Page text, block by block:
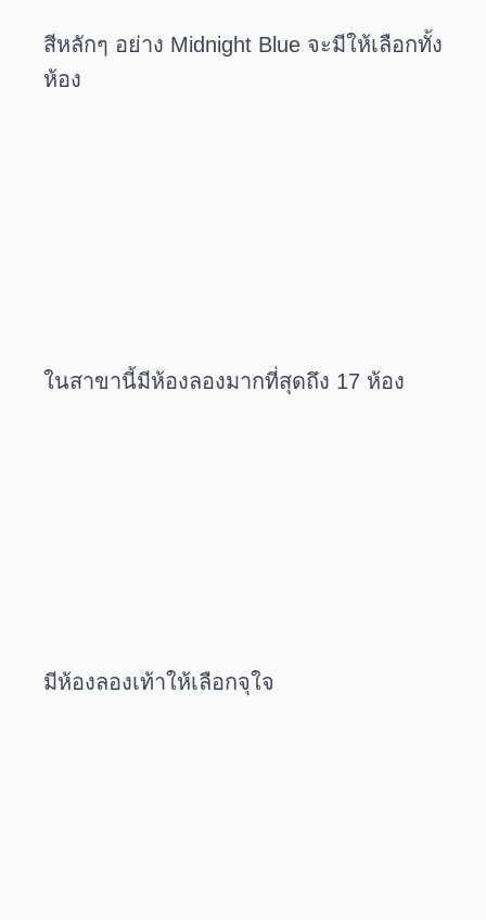
สีหลักๆ อย่าง Midnight Blue จะมีให้เลือกทั้ง
ห้อง
ในสาขานี้มีห้องลองมากที่สุดถึง 17 ห้อง
มีห้องลองเท้าให้เลือกจุใจ